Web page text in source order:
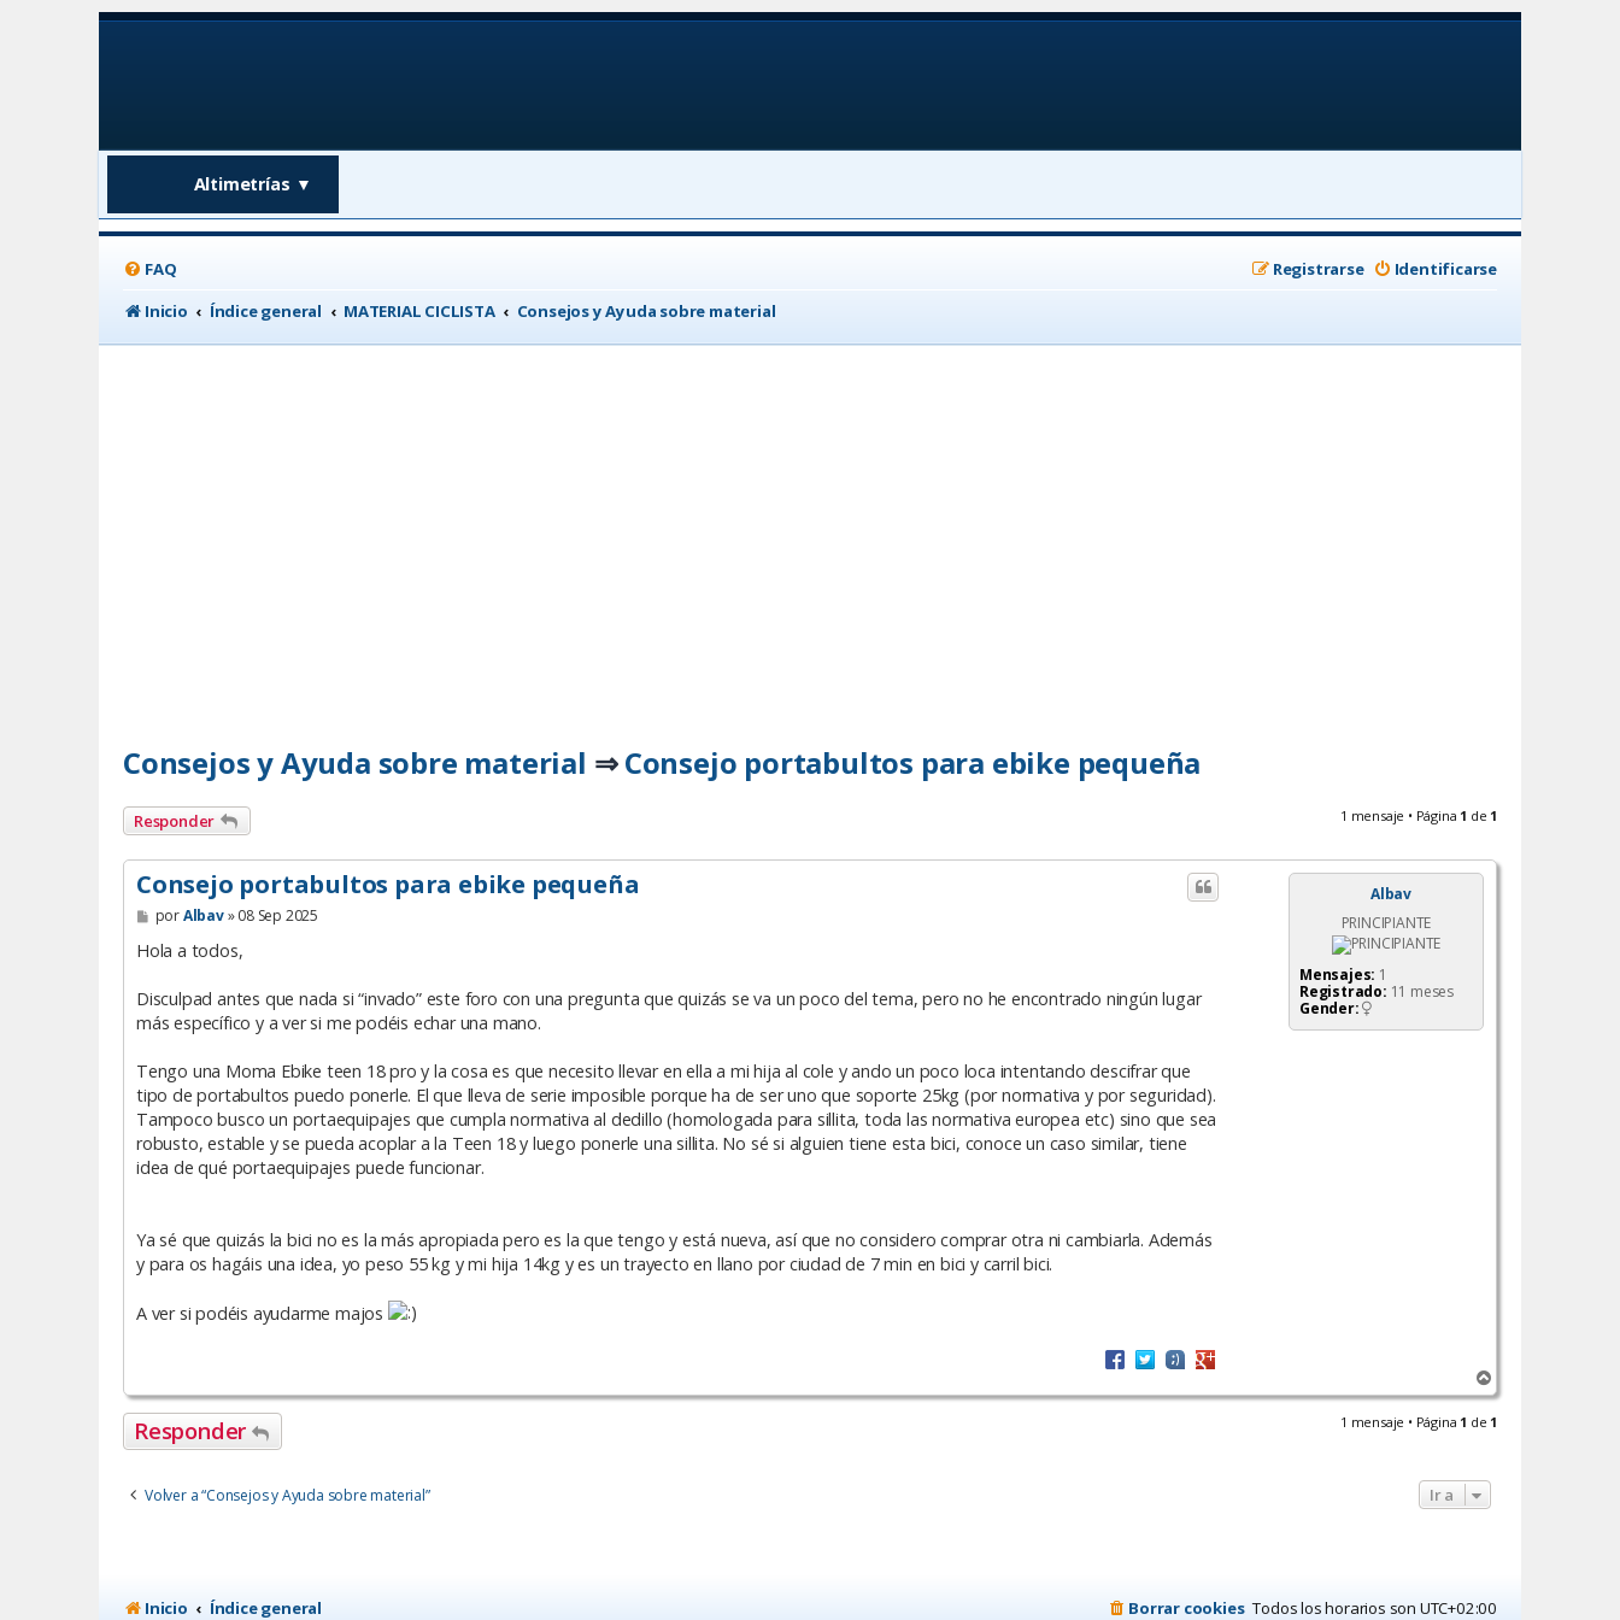
Altimetrías ▼
FAQ Identificarse
Registrarse
Inicio
Índice general MATERIAL CICLISTA Consejos y Ayuda sobre material
Consejos y Ayuda sobre material ⇒ Consejo portabultos para ebike pequeña
Responder 1 mensaje • Página 1 de 1
Albav
PRINCIPIANTE
Mensajes: 1
Registrado: 11 meses
Gender:
Consejo portabultos para ebike pequeña
M
e
n
j
e
porAlbav»08 Sep 2025
Hola a todos,
Disculpad antes que nada si “invado” este foro con una pregunta que quizás se va un poco del tema, pero no he encontrado ningún lugar
más específico y a ver si me podéis echar una mano.
Tengo una Moma Ebike teen 18 pro y la cosa es que necesito llevar en ella a mi hija al cole y ando un poco loca intentando descifrar que
tipo de portabultos puedo ponerle. El que lleva de serie imposible porque ha de ser uno que soporte 25kg (por normativa y por seguridad).
Tampoco busco un portaequipajes que cumpla normativa al dedillo (homologada para sillita, toda las normativa europea etc) sino que sea
robusto, estable y se pueda acoplar a la Teen 18 y luego ponerle una sillita. No sé si alguien tiene esta bici, conoce un caso similar, tiene
idea de qué portaequipajes puede funcionar.
Ya sé que quizás la bici no es la más apropiada pero es la que tengo y está nueva, así que no considero comprar otra ni cambiarla. Además
y para os hagáis una idea, yo peso 55 kg y mi hija 14kg y es un trayecto en llano por ciudad de 7 min en bici y carril bici.
A ver si podéis ayudarme majos
r
r
Responder 1 mensaje • Página 1 de 1
Volver a “Consejos y Ayuda sobre material” Ir a
Inicio Índice general Todos los horarios son UTC+02:00
Borrar cookies